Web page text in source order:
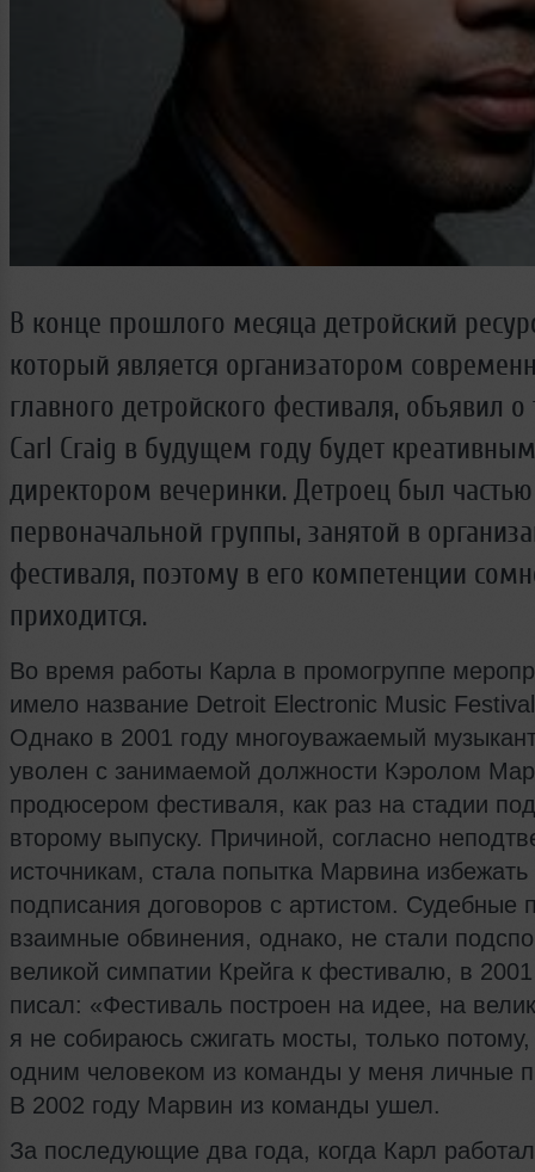
В конце прошлого месяца детройский
который является организатором
главного детройского фестиваля, объявил о
Carl Craig в будущем году будет креативным
директором вечеринки. Детроец был частью
первоначальной группы, занятой в
фестиваля, поэтому в его компетенции
приходится.
Во время работы Карла в промогруппе
имело название Detroit Electronic Music
Однако в 2001 году многоуважаемый
уволен с занимаемой должности Кэролом
продюсером фестиваля, как раз на стадии
второму выпуску. Причиной, согласно
источникам, стала попытка Марвина избежать
подписания договоров с артистом. Судебные
взаимные обвинения, однако, не стали
великой симпатии Крейга к фестивалю, в
писал: «Фестиваль построен на идее, на
я не собираюсь сжигать мосты, только потому,
одним человеком из команды у меня личные
В 2002 году Марвин из команды ушел.
За последующие два года, когда Карл